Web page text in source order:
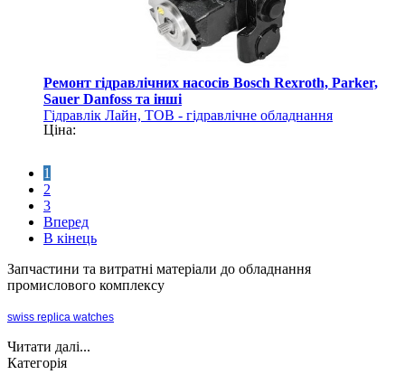
Ремонт гідравлічних насосів Bosch Rexroth, Parker,
Sauer Danfoss та інші
Гідравлік Лайн, ТОВ - гідравлічне обладнання
Ціна:
1
2
3
Вперед
В кінець
Запчастини та витратні матеріали до обладнання
промислового комплексу
swiss replica watches
Читати далі...
Категорія